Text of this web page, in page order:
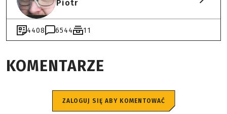
Piotr
4408 6544 11
KOMENTARZE
ZALOGUJ SIĘ ABY KOMENTOWAĆ